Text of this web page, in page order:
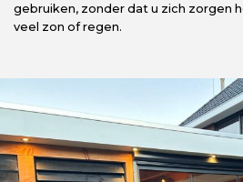
gebruiken, zonder dat u zich zorgen
veel zon of regen.